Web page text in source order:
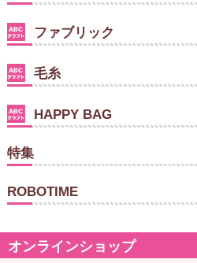
ファブリック
毛糸
HAPPY BAG
特集
ROBOTIME
オンラインショップ